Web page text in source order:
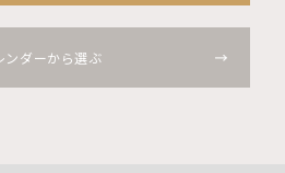
ンダーから選ぶ